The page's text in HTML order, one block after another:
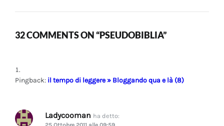
32 COMMENTS ON “PSEUDOBIBLIA”
Pingback: il tempo di leggere » Bloggando qua e là (8)
Ladycooman ha detto: